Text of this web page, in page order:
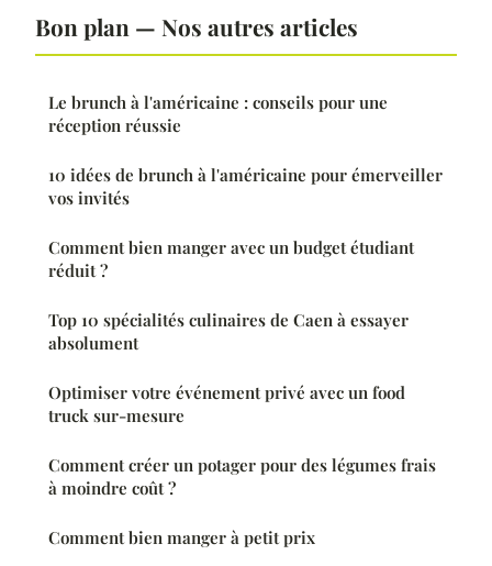
Bon plan — Nos autres articles
Le brunch à l'américaine : conseils pour une
réception réussie
10 idées de brunch à l'américaine pour émerveiller
vos invités
Comment bien manger avec un budget étudiant
réduit ?
Top 10 spécialités culinaires de Caen à essayer
absolument
Optimiser votre événement privé avec un food
truck sur-mesure
Comment créer un potager pour des légumes frais
à moindre coût ?
Comment bien manger à petit prix